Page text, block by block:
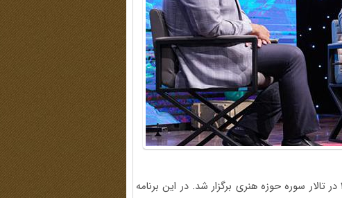
سیصدوهفتادویکمین برنامه شب خاطره، 6 شهریور 1404 در تالار سوره حوزه هنری برگزار شد. در این برنامه